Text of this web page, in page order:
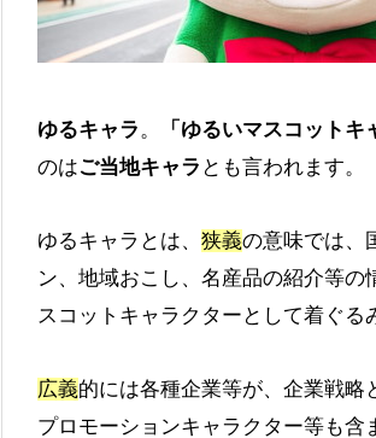
ゆるキャラ。
「ゆるいマスコットキ
のはご当地キャラ とも言われます。
ゆるキャラとは、 狭義の意味では、
ン、地域おこし、名産品の紹介等
スコットキャラクターとして着ぐる
広義的には各種企業等が、企業戦
プロモーションキャラクター等も含